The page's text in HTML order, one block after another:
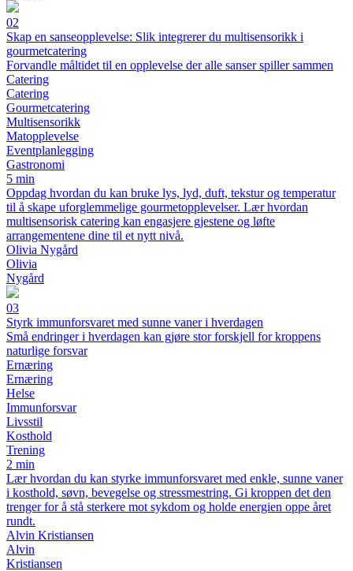
02
Skap en sanseopplevelse: Slik integrerer du multisensorikk i
gourmetcatering
Forvandle måltidet til en opplevelse der alle sanser spiller sammen
Catering
Catering
Gourmetcatering
Multisensorikk
Matopplevelse
Eventplanlegging
Gastronomi
5 min
Oppdag hvordan du kan bruke lys, lyd, duft, tekstur og temperatur
til å skape uforglemmelige gourmetopplevelser. Lær hvordan
multisensorisk catering kan engasjere gjestene og løfte
arrangementene dine til et nytt nivå.
Olivia Nygård
Olivia
Nygård
03
Styrk immunforsvaret med sunne vaner i hverdagen
Små endringer i hverdagen kan gjøre stor forskjell for kroppens
naturlige forsvar
Ernæring
Ernæring
Helse
Immunforsvar
Livsstil
Kosthold
Trening
2 min
Lær hvordan du kan styrke immunforsvaret med enkle, sunne vaner
i kosthold, søvn, bevegelse og stressmestring. Gi kroppen det den
trenger for å stå sterkere mot sykdom og holde energien oppe året
rundt.
Alvin Kristiansen
Alvin
Kristiansen